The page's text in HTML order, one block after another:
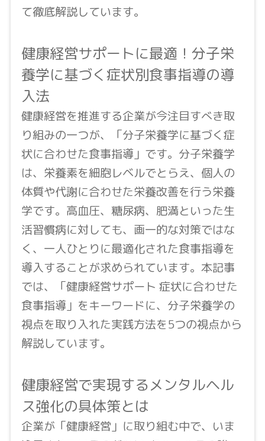
て徹底解説しています。
健康経営サポートに最適！分子栄
養学に基づく症状別食事指導の導
入法
健康経営を推進する企業が今注目すべき取
り組みの一つが、「分子栄養学に基づく症
状に合わせた食事指導」です。分子栄養学
は、栄養素を細胞レベルでとらえ、個人の
体質や代謝に合わせた栄養改善を行う栄養
学です。高血圧、糖尿病、肥満といった生
活習慣病に対しても、画一的な対策ではな
く、一人ひとりに最適化された食事指導を
導入することが求められています。本記事
では、「健康経営サポート 症状に合わせた
食事指導」をキーワードに、分子栄養学の
視点を取り入れた実践方法を5つの視点から
解説しています。
健康経営で実現するメンタルヘル
ス強化の具体策とは
企業が「健康経営」に取り組む中で、いま